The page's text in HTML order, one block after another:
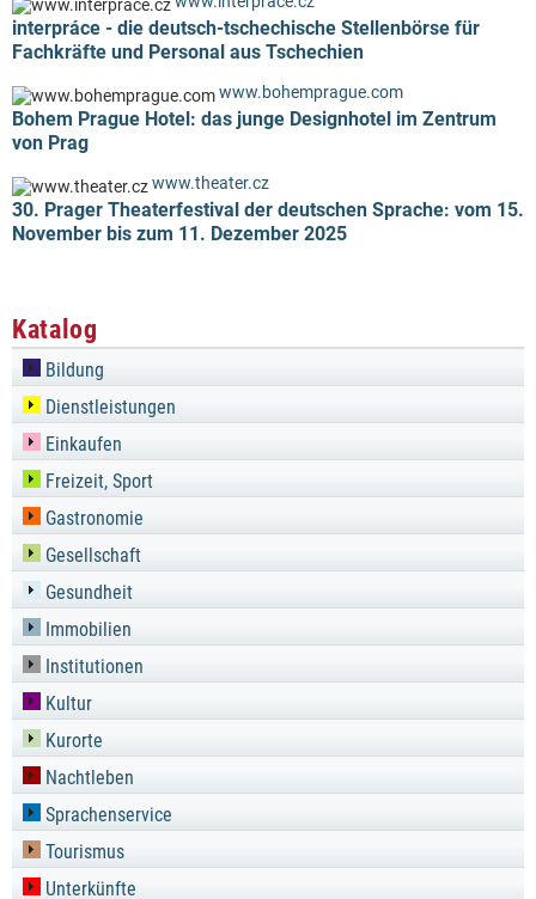
interpráce - die deutsch-tschechische Stellenbörse für
Fachkräfte und Personal aus Tschechien
www.bohemprague.com
Bohem Prague Hotel: das junge Designhotel im Zentrum
von Prag
www.theater.cz
30. Prager Theaterfestival der deutschen Sprache: vom 15.
November bis zum 11. Dezember 2025
Katalog
Bildung
Dienstleistungen
Einkaufen
Freizeit, Sport
Gastronomie
Gesellschaft
Gesundheit
Immobilien
Institutionen
Kultur
Kurorte
Nachtleben
Sprachenservice
Tourismus
Unterkünfte